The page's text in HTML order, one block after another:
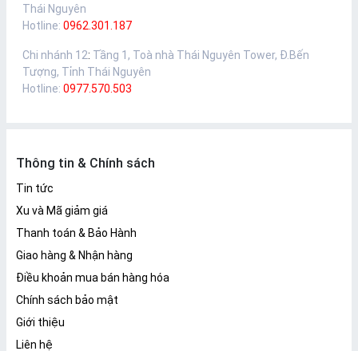
Thái Nguyên
Hotline: 0962.301.187
Chi nhánh 12: Tầng 1, Toà nhà Thái Nguyên Tower, Đ.Bến
Tượng, Tỉnh Thái Nguyên
Hotline: 0977.570.503
Thông tin & Chính sách
Tin tức
Xu và Mã giảm giá
Thanh toán & Bảo Hành
Giao hàng & Nhận hàng
Điều khoản mua bán hàng hóa
Chính sách bảo mật
Giới thiệu
Liên hệ